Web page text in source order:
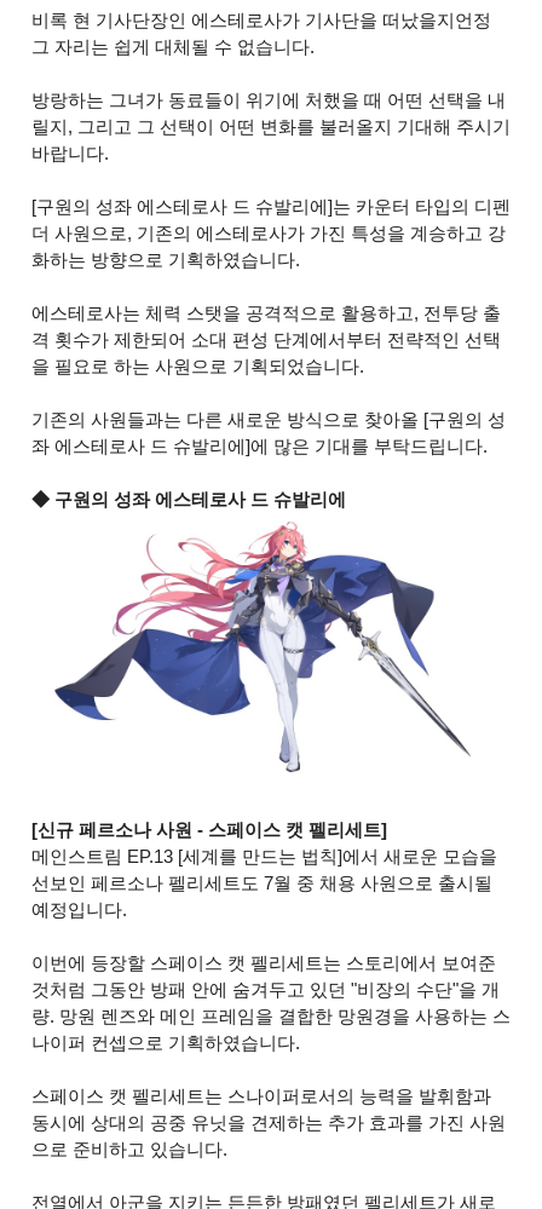
비록 현 기사단장인 에스테로사가 기사단을 떠났을지언정
그 자리는 쉽게 대체될 수 없습니다.
방랑하는 그녀가 동료들이 위기에 처했을 때 어떤 선택을 내
릴지, 그리고 그 선택이 어떤 변화를 불러올지 기대해 주시기
바랍니다.
[구원의 성좌 에스테로사 드 슈발리에]는 카운터 타입의 디펜
더 사원으로, 기존의 에스테로사가 가진 특성을 계승하고 강
화하는 방향으로 기획하였습니다.
에스테로사는 체력 스탯을 공격적으로 활용하고, 전투당 출
격 횟수가 제한되어 소대 편성 단계에서부터 전략적인 선택
을 필요로 하는 사원으로 기획되었습니다.
기존의 사원들과는 다른 새로운 방식으로 찾아올 [구원의 성
좌 에스테로사 드 슈발리에]에 많은 기대를 부탁드립니다.
◆ 구원의 성좌 에스테로사 드 슈발리에
[신규 페르소나 사원 - 스페이스 캣 펠리세트]
메인스트림 EP.13 [세계를 만드는 법칙]에서 새로운 모습을
선보인 페르소나 펠리세트도 7월 중 채용 사원으로 출시될
예정입니다.
이번에 등장할 스페이스 캣 펠리세트는 스토리에서 보여준
것처럼 그동안 방패 안에 숨겨두고 있던 "비장의 수단"을 개
량. 망원 렌즈와 메인 프레임을 결합한 망원경을 사용하는 스
나이퍼 컨셉으로 기획하였습니다.
스페이스 캣 펠리세트는 스나이퍼로서의 능력을 발휘함과
동시에 상대의 공중 유닛을 견제하는 추가 효과를 가진 사원
으로 준비하고 있습니다.
전열에서 아군을 지키는 든든한 방패였던 펠리세트가 새로